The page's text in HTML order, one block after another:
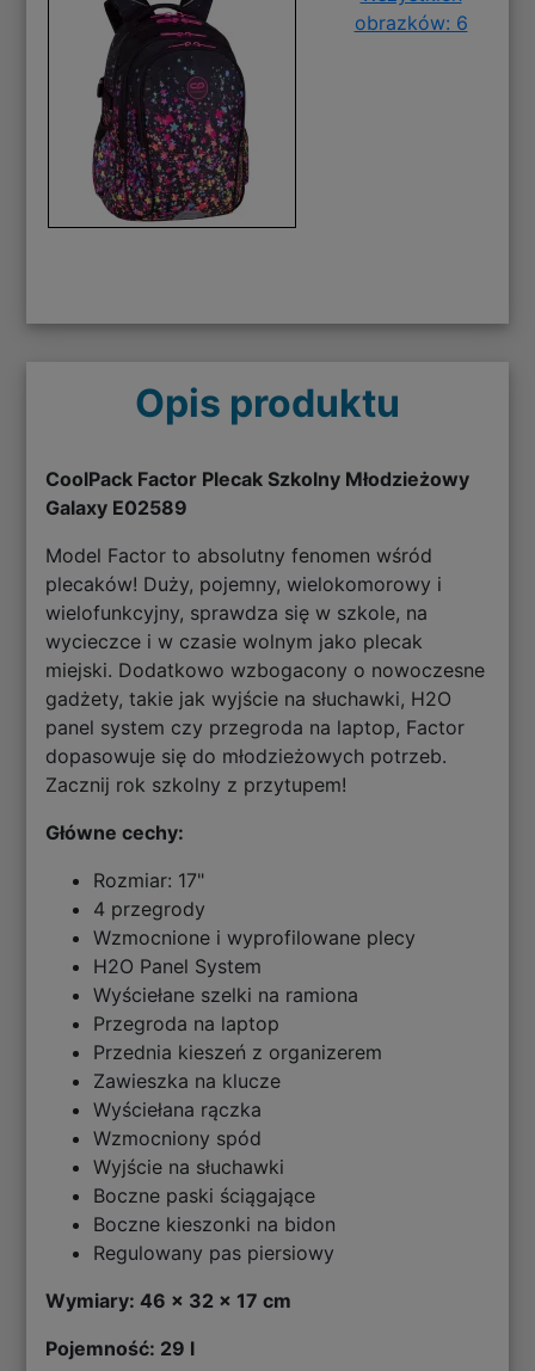
obrazków: 6
Opis produktu
CoolPack Factor Plecak Szkolny Młodzieżowy
Galaxy E02589
Model Factor to absolutny fenomen wśród
plecaków! Duży, pojemny, wielokomorowy i
wielofunkcyjny, sprawdza się w szkole, na
wycieczce i w czasie wolnym jako plecak
miejski. Dodatkowo wzbogacony o nowoczesne
gadżety, takie jak wyjście na słuchawki, H2O
panel system czy przegroda na laptop, Factor
dopasowuje się do młodzieżowych potrzeb.
Zacznij rok szkolny z przytupem!
Główne cechy:
Rozmiar: 17"
4 przegrody
Wzmocnione i wyprofilowane plecy
H2O Panel System
Wyściełane szelki na ramiona
Przegroda na laptop
Przednia kieszeń z organizerem
Zawieszka na klucze
Wyściełana rączka
Wzmocniony spód
Wyjście na słuchawki
Boczne paski ściągające
Boczne kieszonki na bidon
Regulowany pas piersiowy
Wymiary: 46 x 32 x 17 cm
Pojemność: 29 l